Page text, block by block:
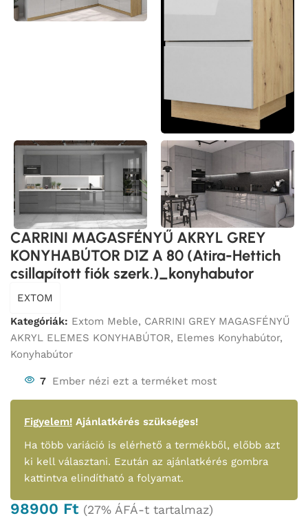
CARRINI MAGASFÉNYŰ AKRYL GREY
KONYHABÚTOR D1Z A 80 (Atira-Hettich
csillapított fiók szerk.)_konyhabutor
EXTOM
Kategóriák: Extom Meble, CARRINI GREY MAGASFÉNYŰ
AKRYL ELEMES KONYHABÚTOR, Elemes Konyhabútor,
Konyhabútor
7 Ember nézi ezt a terméket most
Figyelem! Ajánlatkérés szükséges!
Ha több variáció is elérhető a termékből, előbb azt
ki kell választani. Ezután az ajánlatkérés gombra
kattintva elindítható a folyamat.
98900 Ft (27% ÁFÁ-t tartalmaz)